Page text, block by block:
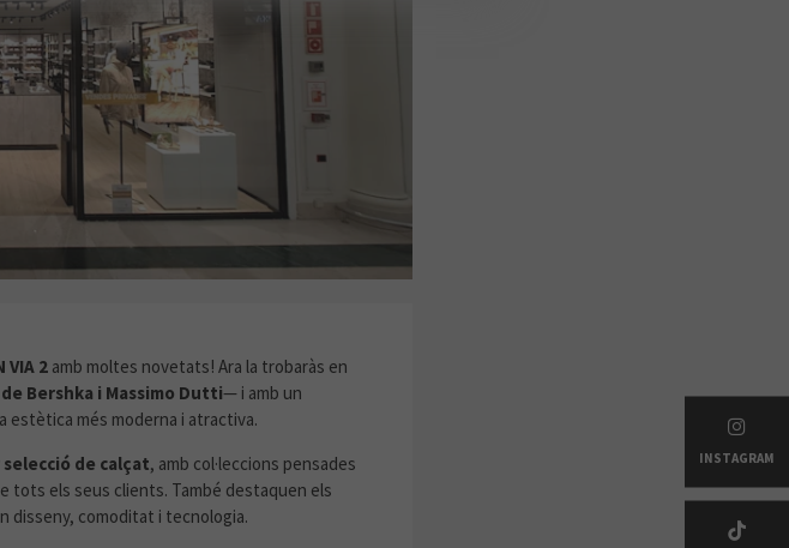
UBICACIÓ I NOVA IMATGE!
VIA 2amb moltes novetats! Ara la trobaràs en
Bershka i Massimo Dutti— i amb un
estètica més moderna i atractiva.
de calçat, amb col·leccions pensades
tots els seus clients. També destaquen els
disseny, comoditat i tecnologia.
INSTAGRAM